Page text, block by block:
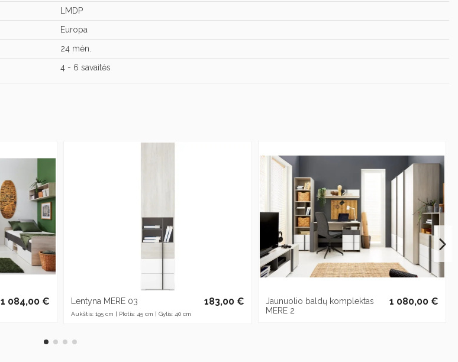
LMDP
Europa
24 mėn.
4 - 6 savaitės
1 084,00 € Lentyna MERE 03
Aukštis: 195 cm | Plotis: 45 cm | Gylis: 40 cm
183,00 €
Jaunuolio baldų komplektas
MERE 2
1 080,00 €